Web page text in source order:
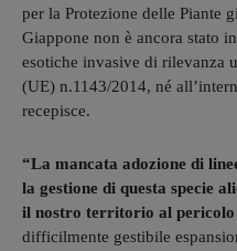
per la Protezione delle Piante
Giappone non è ancora stato
esotiche invasive di rilevanza
(UE) n.1143/2014, né
recepisce.
“La mancata adozione di
la gestione di questa specie
il nostro territorio al pericolo
difficilmente gestibile